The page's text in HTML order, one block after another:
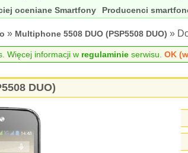
oceniane Smartfony Producenci
» Multiphone 5508 DUO (PSP5508 DUO) »
Więcej informacji w regulaminieserwisu. OK
DUO)